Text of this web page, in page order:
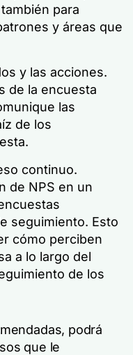
para
y áreas que
y las acciones.
de la encuesta
las
de los
continuo.
de NPS en un
seguimiento. Esto
cómo perciben
a lo largo del
de los
podrá
que le